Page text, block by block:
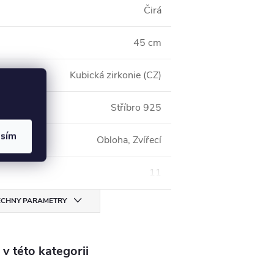
Čirá
45 cm
Kubická zirkonie (CZ)
Stříbro 925
Obloha, Zvířecí
11
PARAMETRY
této kategorii